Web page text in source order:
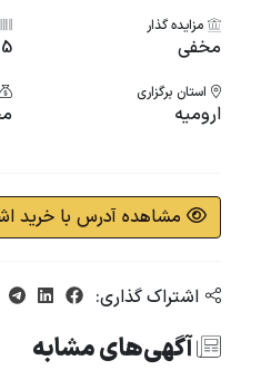
مزایده گذار
مخفی
استان برگزاری
ارومیه
مشاهده آدرس با خرید
اشتراک گذاری:
آگهی‌های مشابه